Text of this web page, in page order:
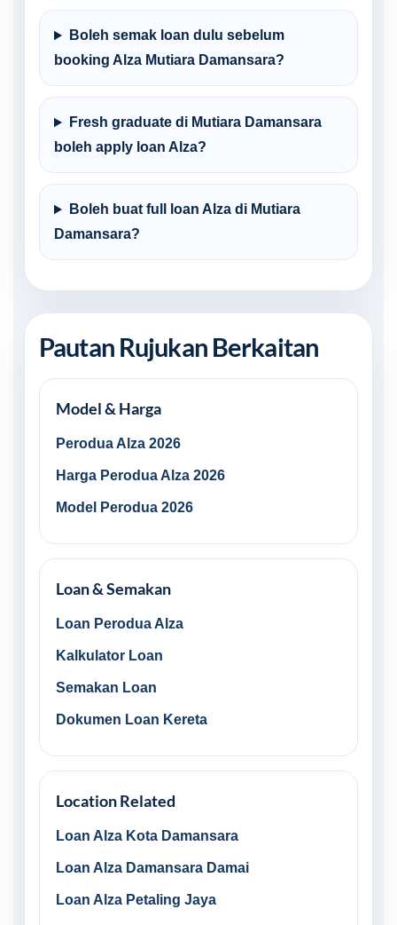
Boleh semak loan dulu sebelum
booking Alza Mutiara Damansara?
Fresh graduate di Mutiara Damansara
boleh apply loan Alza?
Boleh buat full loan Alza di Mutiara
Damansara?
Pautan Rujukan Berkaitan
Model & Harga
Perodua Alza 2026
Harga Perodua Alza 2026
Model Perodua 2026
Loan & Semakan
Loan Perodua Alza
Kalkulator Loan
Semakan Loan
Dokumen Loan Kereta
Location Related
Loan Alza Kota Damansara
Loan Alza Damansara Damai
Loan Alza Petaling Jaya